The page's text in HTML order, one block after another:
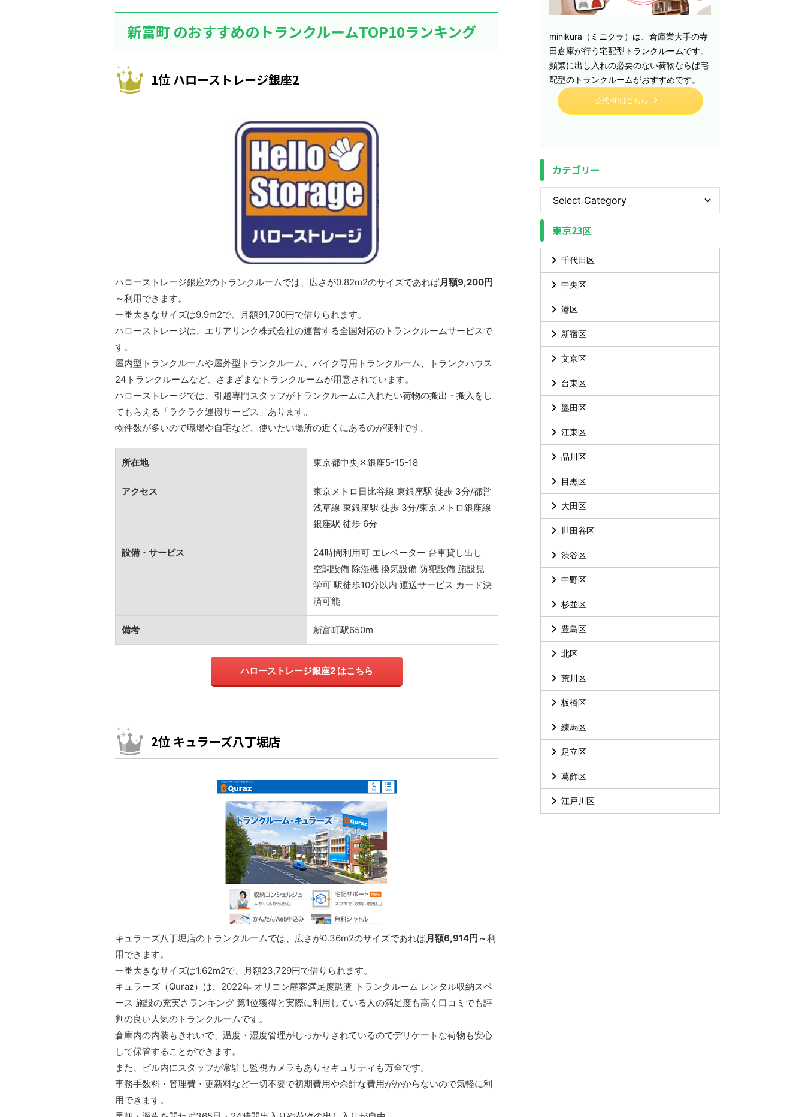
新富町 のおすすめのトランクルームTOP10ランキング
1位 ハローストレージ銀座2
ハローストレージ銀座2のトランクルームでは、広さが0.82m2のサイズであれば月額9,200円
～利用できます。
一番大きなサイズは9.9m2で、月額91,700円で借りられます。
ハローストレージは、エリアリンク株式会社の運営する全国対応のトランクルームサービスで
す。
屋内型トランクルームや屋外型トランクルーム、バイク専用トランクルーム、トランクハウス
24トランクルームなど、さまざまなトランクルームが用意されています。
ハローストレージでは、引越専門スタッフがトランクルームに入れたい荷物の搬出・搬入をし
てもらえる「ラクラク運搬サービス」あります。
物件数が多いので職場や自宅など、使いたい場所の近くにあるのが便利です。
所在地 東京都中央区銀座5-15-18
アクセス
東京メトロ日比谷線 東銀座駅 徒歩 3分/都営
浅草線 東銀座駅 徒歩 3分/東京メトロ銀座線
銀座駅 徒歩 6分
設備・サービス
24時間利用可 エレベーター 台車貸し出し
空調設備 除湿機 換気設備 防犯設備 施設見
学可 駅徒歩10分以内 運送サービス カード決
済可能
備考 新富町駅650m
ハローストレージ銀座2 はこちら
2位 キュラーズ八丁堀店
キュラーズ八丁堀店のトランクルームでは、広さが0.36m2のサイズであれば月額6,914円～利
用できます。
一番大きなサイズは1.62m2で、月額23,729円で借りられます。
キュラーズ（Quraz）は、2022年 オリコン顧客満足度調査 トランクルーム レンタル収納スペ
ース 施設の充実さランキング 第1位獲得と実際に利用している人の満足度も高く口コミでも評
判の良い人気のトランクルームです。
倉庫内の内装もきれいで、温度・湿度管理がしっかりされているのでデリケートな荷物も安心
して保管することができます。
また、ビル内にスタッフが常駐し監視カメラもありセキュリティも万全です。
事務手数料・管理費・更新料など一切不要で初期費用や余計な費用がかからないので気軽に利
用できます。
minikura（ミニクラ）は、倉庫業大手の寺
田倉庫が行う宅配型トランクルームです。
頻繁に出し入れの必要のない荷物ならば宅
配型のトランクルームがおすすめです。
公式HPはこちら
カテゴリー
東京23区
千代田区
中央区
港区
新宿区
文京区
台東区
墨田区
江東区
品川区
目黒区
大田区
世田谷区
渋谷区
中野区
杉並区
豊島区
北区
荒川区
板橋区
練馬区
足立区
葛飾区
江戸川区